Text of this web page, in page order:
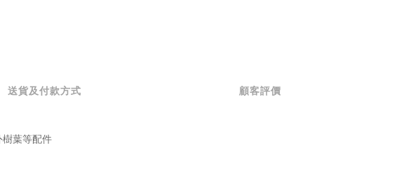
送貨及付款方式 顧客評價
葉等配件